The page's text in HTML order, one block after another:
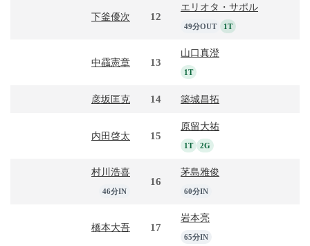
下釜優次 12
エリオタ・サポル
49分OUT 1T
中靍憲章 13
山口真澄
1T
彦坂匡克 14 築城昌拓
内田啓太 15
原留大祐
1T 2G
村川浩喜
46分IN
16
茅島雅俊
60分IN
橋本大吾 17
岩本亮
65分IN